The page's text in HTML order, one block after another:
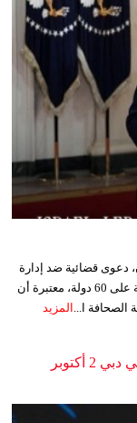
دعوى قضائية ضد إدارة
دونالد ترمب، الاثنين، على خلفية فرضه رسوماً جمركية على 60 دولة، معتبرة أن
الصحافة ا... المزيد